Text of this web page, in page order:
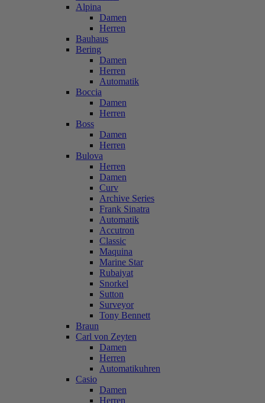
Alpina
Damen
Herren
Bauhaus
Bering
Damen
Herren
Automatik
Boccia
Damen
Herren
Boss
Damen
Herren
Bulova
Herren
Damen
Curv
Archive Series
Frank Sinatra
Automatik
Accutron
Classic
Maquina
Marine Star
Rubaiyat
Snorkel
Sutton
Surveyor
Tony Bennett
Braun
Carl von Zeyten
Damen
Herren
Automatikuhren
Casio
Damen
Herren